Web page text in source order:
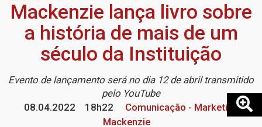
Mackenzie lança livro sobre
a história de mais de um
século da Instituição
Evento de lançamento será no dia 12 de abril transmitido
pelo YouTube
08.04.2022
18h22
Comunicação - Marketing
Mackenzie